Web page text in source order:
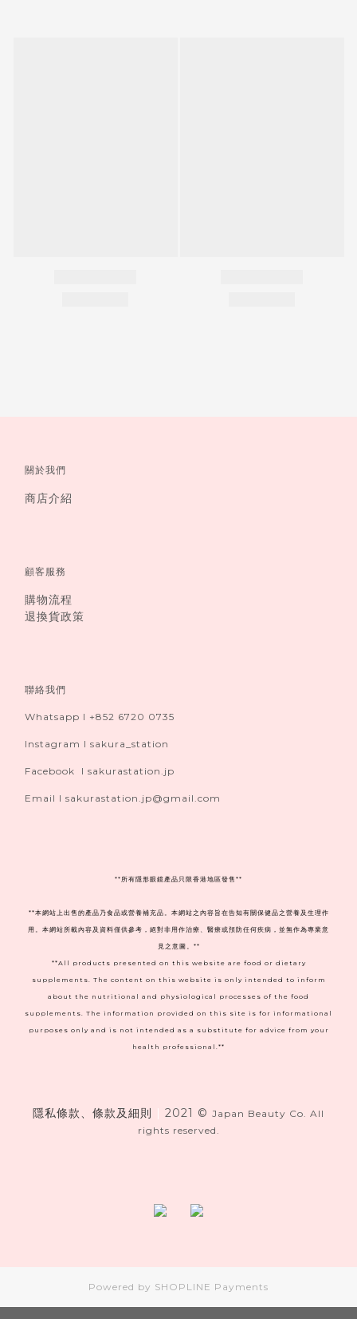
關於我們
商店介紹
顧客服務
購物流程
退換貨政策
聯絡我們
Whatsapp I +852 6720 0735
Instagram I sakura_station
Facebook I sakurastation.jp
Email I sakurastation.jp@gmail.com
** 所有隱形眼鏡產品只限香港地區發售**
**本網站上出售的產品乃食品或營養補充品。本網站之內容旨在告知有關保健品之營養及生理作
用。本網站所載內容及資料僅供參考，絕對非用作治療、醫療或預防任何疾病，並無作為專業意
見之意圖。**
**All products presented on this website are food or dietary
supplements. The content on this website is only intended to inform
about the nutritional and physiological processes of the food
supplements. The information provided on this site is for informational
purposes only and is not intended as a substitute for advice from your
health professional.**
隱私條款、條款及細則 2021 © Japan Beauty Co. All
rights reserved.
Powered by SHOPLINE Payments